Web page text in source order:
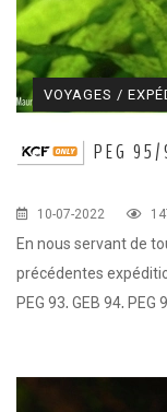
VOYAGES /
PEG 95/
10-07-2022
En nous servant de
précédentes
PEG 93, GEB 94,